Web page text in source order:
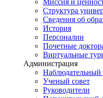
Структура
Сведения об
История
Персоналии
Почетные
Виртуальные
Администрация
Наблюдательный
Ученый совет
Руководители